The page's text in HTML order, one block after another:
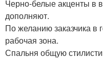
Черно-белые акценты в
дополняют.
По желанию заказчика в
рабочая зона.
Спальня общую